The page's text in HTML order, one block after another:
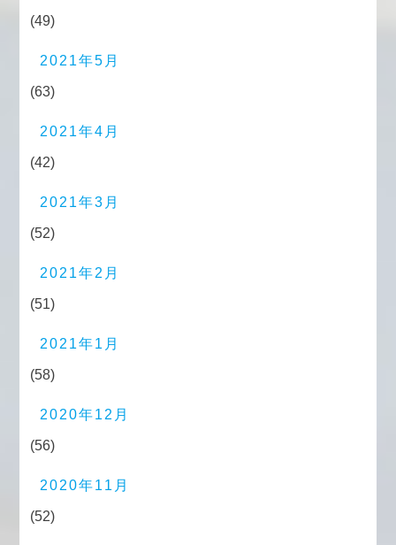
(49)
2021年5月
(63)
2021年4月
(42)
2021年3月
(52)
2021年2月
(51)
2021年1月
(58)
2020年12月
(56)
2020年11月
(52)